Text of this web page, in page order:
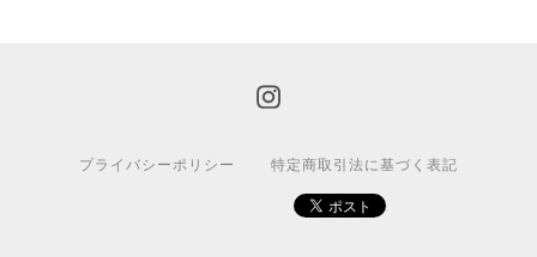
プライバシーポリシー 特定商取引法に基づく表記